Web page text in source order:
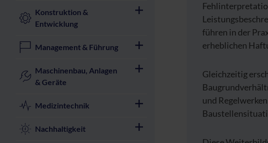
Konstruktion &
Entwicklung
Management & Führung
Maschinenbau, Anlagen
& Geräte
Medizintechnik
Nachhaltigkeit
führen in der
erheblichen
Gleichzeitig
und